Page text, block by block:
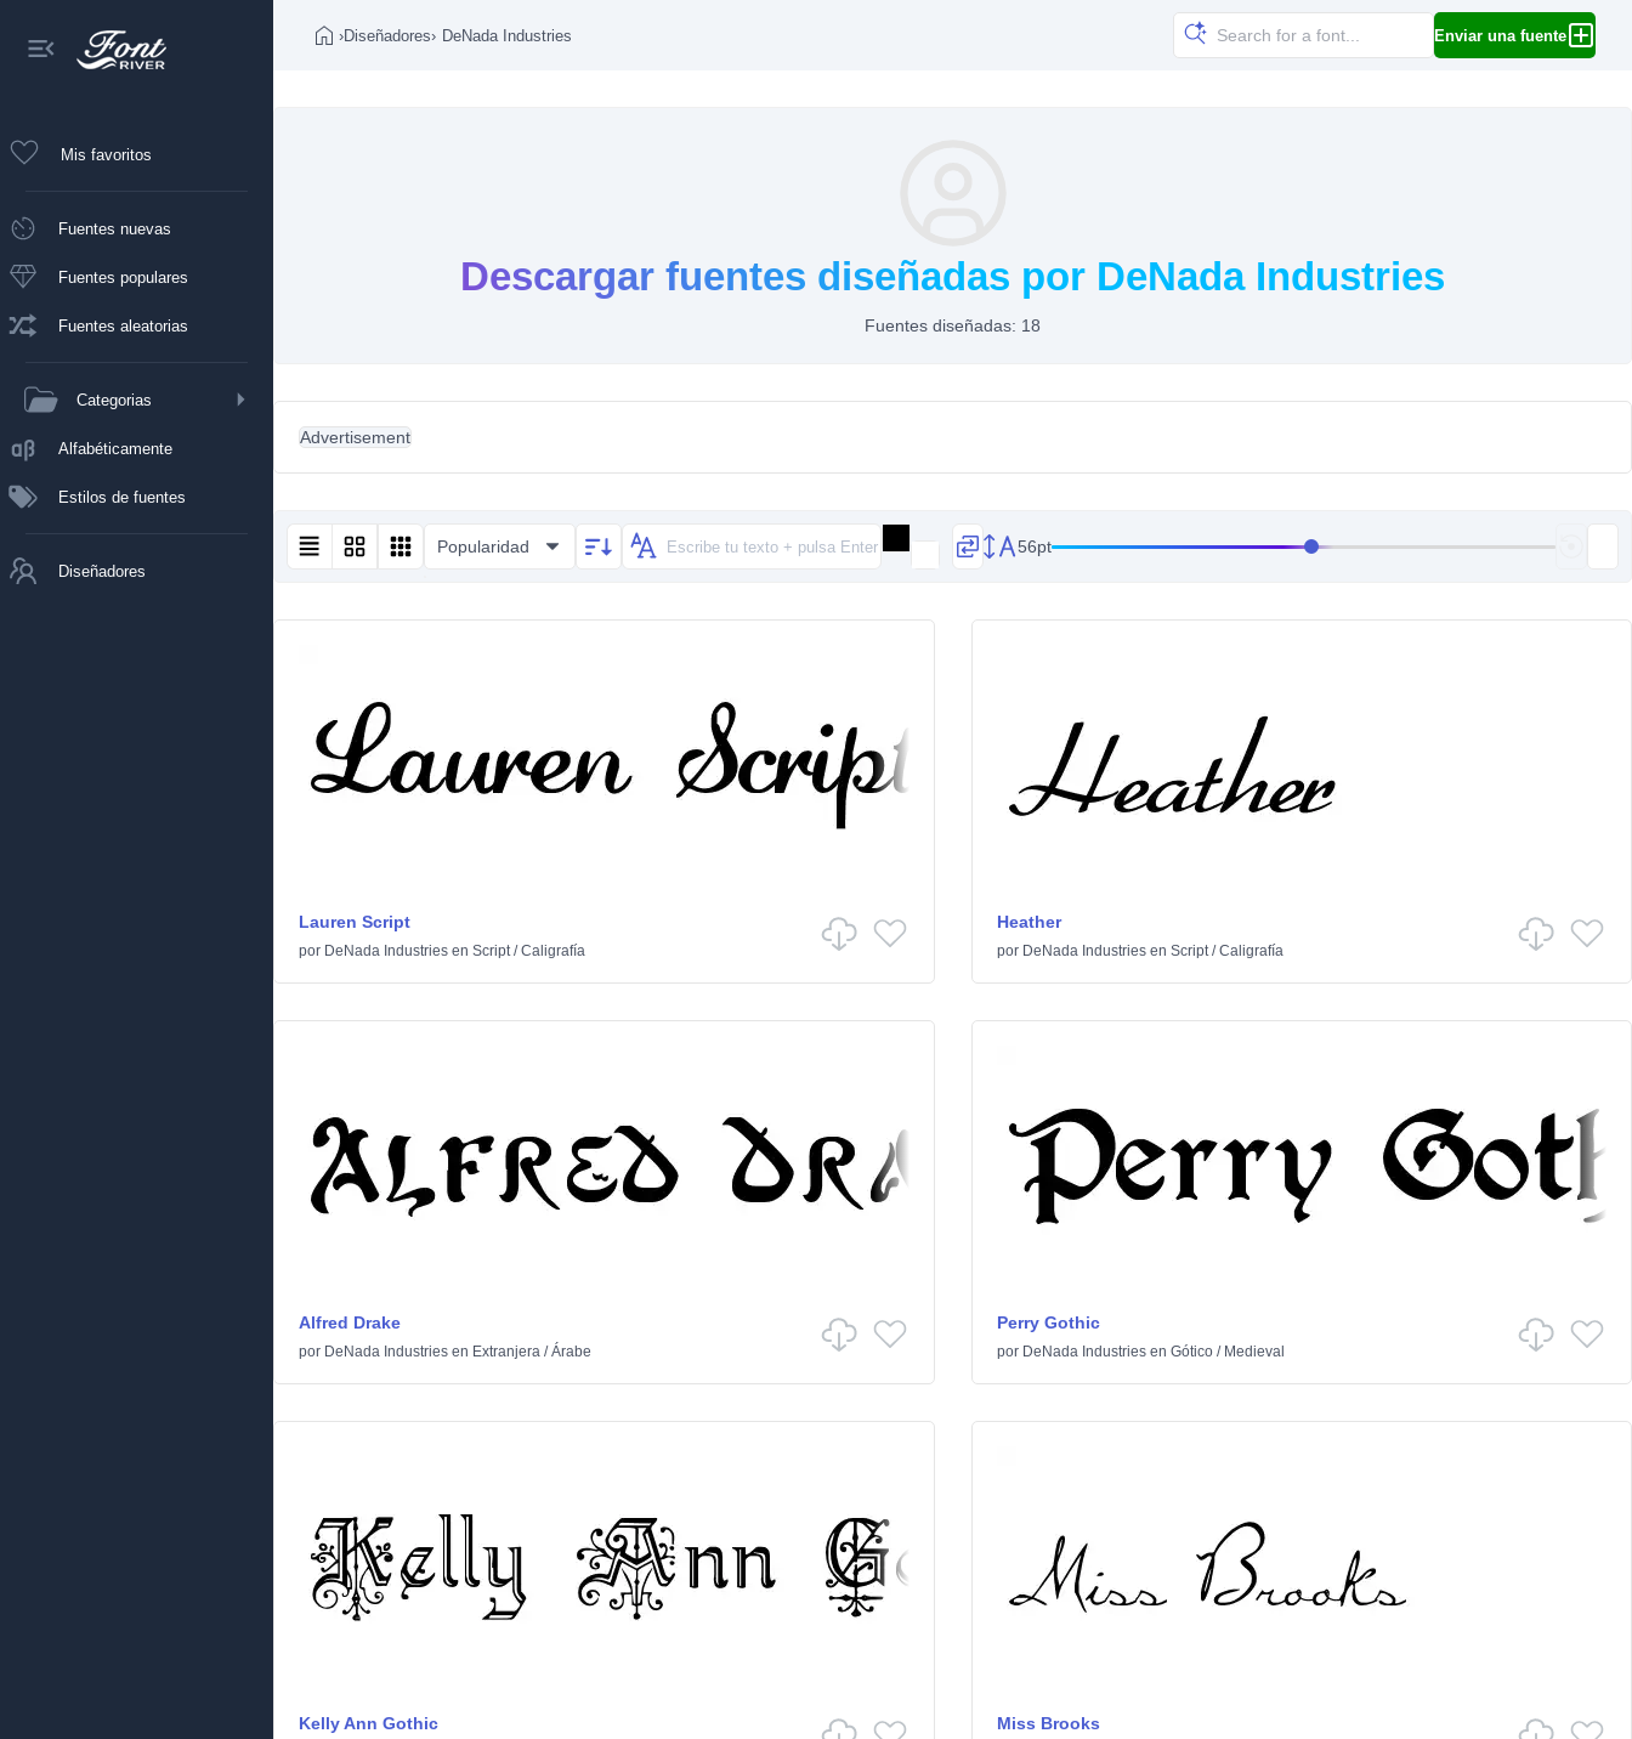
Mis favoritos
Fuentes nuevas
Fuentes populares
Fuentes aleatorias
Categorias
Alfabéticamente
Estilos de fuentes
Diseñadores
›Diseñadores› DeNada Industries Enviar una fuente
Descargar fuentes diseñadas por DeNada Industries
Fuentes diseñadas: 18
Advertisement
Popularidad 56pt
Lauren Script
por DeNada Industries en Script/Caligrafía
Heather
por DeNada Industriesen Script/Caligrafía
Alfred Drake
por DeNada Industries en Extranjera /Árabe
Perry Gothic
por DeNada Industriesen Gótico/ Medieval
Kelly Ann Gothic Miss Brooks